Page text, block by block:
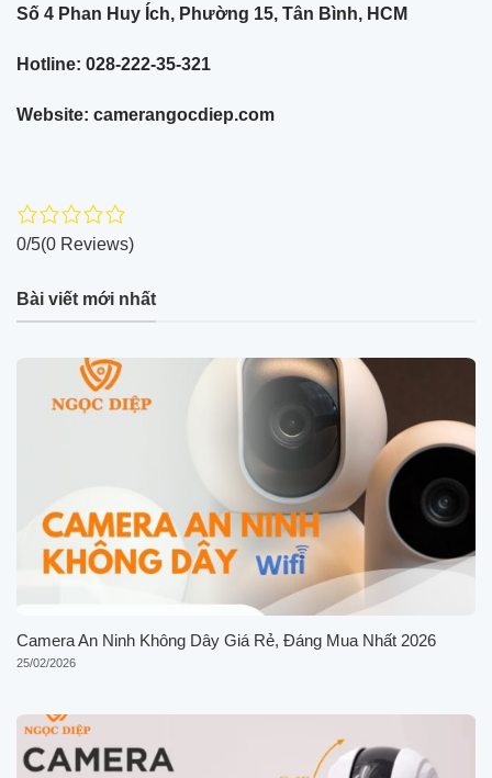
Số 4 Phan Huy Ích, Phường 15, Tân Bình, HCM
Hotline: 028-222-35-321
Website: camerangocdiep.com
0/5(0 Reviews)
Bài viết mới nhất
Camera An Ninh Không Dây Giá Rẻ, Đáng Mua Nhất 2026
25/02/2026